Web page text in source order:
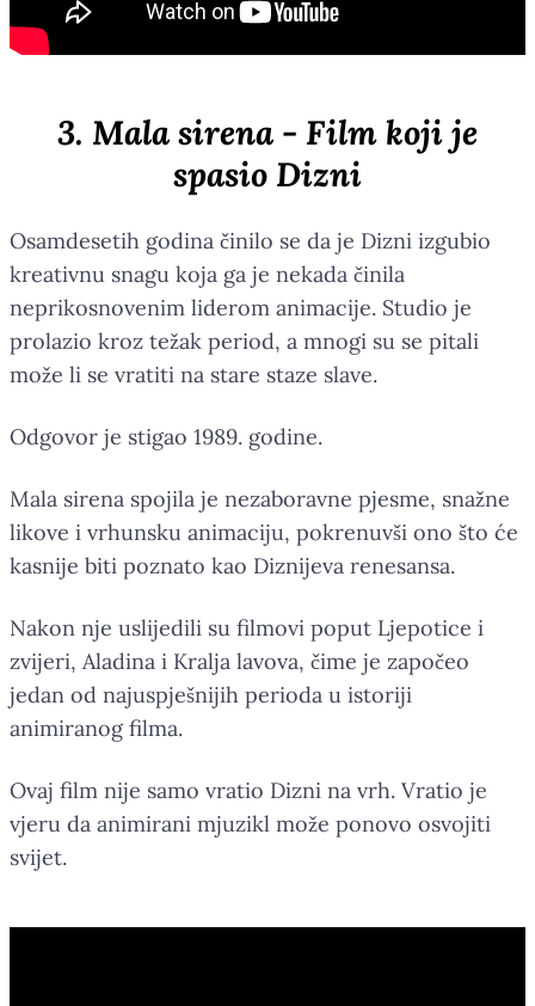
3. Mala sirena - Film koji je
spasio Dizni
Osamdesetih godina činilo se da je Dizni izgubio
kreativnu snagu koja ga je nekada činila
neprikosnovenim liderom animacije. Studio je
prolazio kroz težak period, a mnogi su se pitali
može li se vratiti na stare staze slave.
Odgovor je stigao 1989. godine.
Mala sirena spojila je nezaboravne pjesme, snažne
likove i vrhunsku animaciju, pokrenuvši ono što će
kasnije biti poznato kao Diznijeva renesansa.
Nakon nje uslijedili su filmovi poput Ljepotice i
zvijeri, Aladina i Kralja lavova, čime je započeo
jedan od najuspješnijih perioda u istoriji
animiranog filma.
Ovaj film nije samo vratio Dizni na vrh. Vratio je
vjeru da animirani mjuzikl može ponovo osvojiti
svijet.